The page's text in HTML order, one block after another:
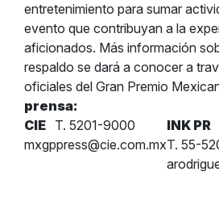
entretenimiento para sumar
evento que contribuyan a la
aficionados. Más información
respaldo se dará a conocer a
oficiales del Gran Premio
prensa:
CIE T. 5201-9000
mxgppress@cie.com.mx
INK PR
T. 55-